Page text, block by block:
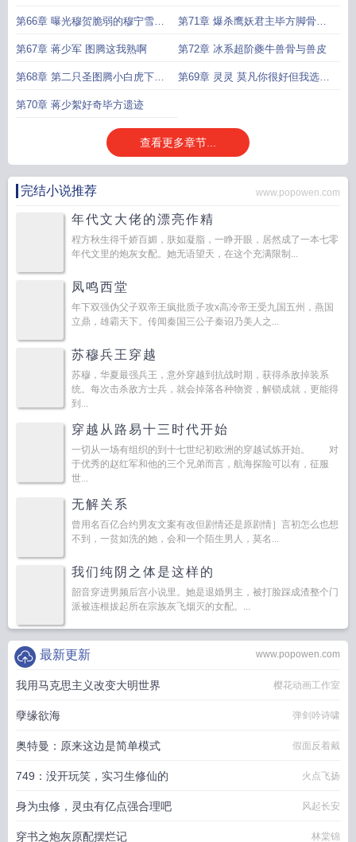
值千金 原不感兴
第66章 曝光穆贺脆弱的穆宁雪好
好的疼爱
第71章 爆杀鹰妖君主毕方脚骨突
破超阶
第67章 蒋少军 图腾这我熟啊 第72章 冰系超阶夔牛兽骨与兽皮
第68章 第二只圣图腾小白虎下位
图腾的踪迹
第69章 灵灵 莫凡你很好但我选择
第70章 蒋少絮好奇毕方遗迹
查看更多章节...
完结小说推荐 www.popowen.com
年代文大佬的漂亮作精
程方秋生得千娇百媚，肤如凝脂，一睁开眼，居然成了一本七零
年代文里的炮灰女配。她无语望天，在这个充满限制...
凤鸣西堂
年下双强伪父子双帝王疯批质子攻x高冷帝王受九国五州，燕国
立鼎，雄霸天下。传闻秦国三公子秦诏乃美人之...
苏穆兵王穿越
苏穆，华夏最强兵王，意外穿越到抗战时期，获得杀敌掉装系
统。每次击杀敌方士兵，就会掉落各种物资，解锁成就，更能得
到...
穿越从路易十三时代开始
一切从一场有组织的到十七世纪初欧洲的穿越试炼开始。 对
于优秀的赵红军和他的三个兄弟而言，航海探险可以有，征服
世...
无解关系
曾用名百亿合约男友文案有改但剧情还是原剧情］言初怎么也想
不到，一贫如洗的她，会和一个陌生男人，莫名...
我们纯阴之体是这样的
韶音穿进男频后宫小说里。她是退婚男主，被打脸踩成渣整个门
派被连根拔起所在宗族灰飞烟灭的女配。...
www.popowen.com
最新更新
我用马克思主义改变大明世界 樱花动画工作室
孽缘欲海 弹剑吟诗啸
奥特曼：原来这边是简单模式 假面反着戴
749：没开玩笑，实习生修仙的 火点飞扬
身为虫修，灵虫有亿点强合理吧 风起长安
穿书之炮灰原配摆烂记 林棠锦